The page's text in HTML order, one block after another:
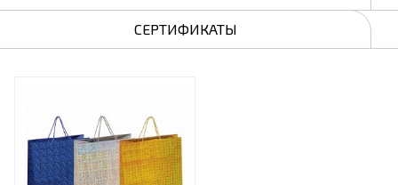
СЕРТИФИКАТЫ